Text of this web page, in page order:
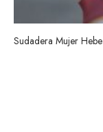
Sudadera Mujer Hebe